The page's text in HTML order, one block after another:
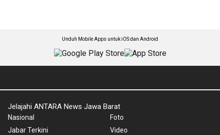
Unduh Mobile Apps untuk iOS dan Android
Jelajahi ANTARA News Jawa Barat
Nasional
Jabar Terkini
Foto
Video